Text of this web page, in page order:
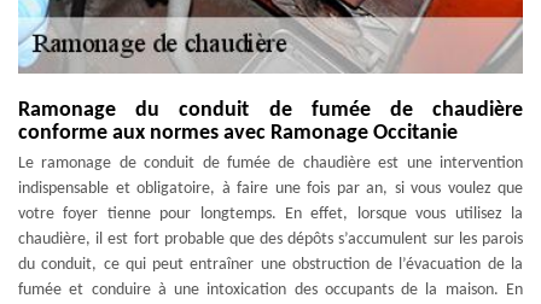
Ramonage du conduit de fumée de chaudière
conforme aux normes avec Ramonage Occitanie
Le ramonage de conduit de fumée de chaudière est une intervention
indispensable et obligatoire, à faire une fois par an, si vous voulez que
votre foyer tienne pour longtemps. En effet, lorsque vous utilisez la
chaudière, il est fort probable que des dépôts s’accumulent sur les parois
du conduit, ce qui peut entraîner une obstruction de l’évacuation de la
fumée et conduire à une intoxication des occupants de la maison. En